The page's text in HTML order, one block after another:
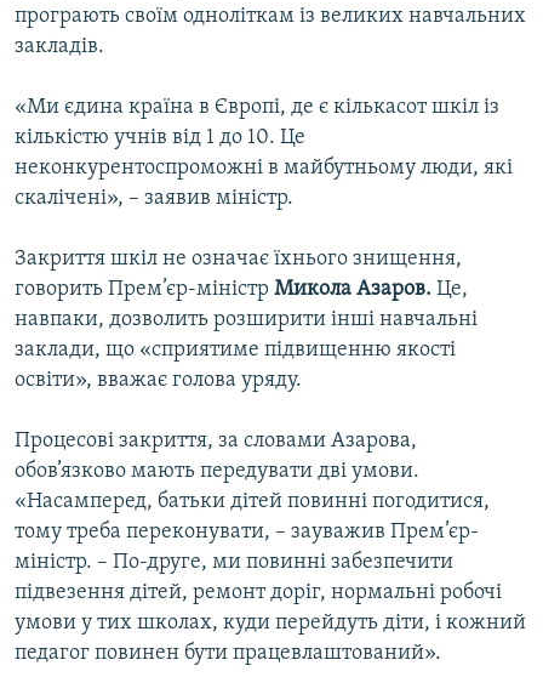
програють своїм одноліткам із великих навчальних
закладів.
«Ми єдина країна в Європі, де є кількасот шкіл із
кількістю учнів від 1 до 10. Це
неконкурентоспроможні в майбутньому люди, які
скалічені», – заявив міністр.
Закриття шкіл не означає їхнього знищення,
говорить Прем’єр-міністр Микола Азаров. Це,
навпаки, дозволить розширити інші навчальні
заклади, що «сприятиме підвищенню якості
освіти», вважає голова уряду.
Процесові закриття, за словами Азарова,
обов’язково мають передувати дві умови.
«Насамперед, батьки дітей повинні погодитися,
тому треба переконувати, – зауважив Прем’єр-
міністр. – По-друге, ми повинні забезпечити
підвезення дітей, ремонт доріг, нормальні робочі
умови у тих школах, куди перейдуть діти, і кожний
педагог повинен бути працевлаштований».